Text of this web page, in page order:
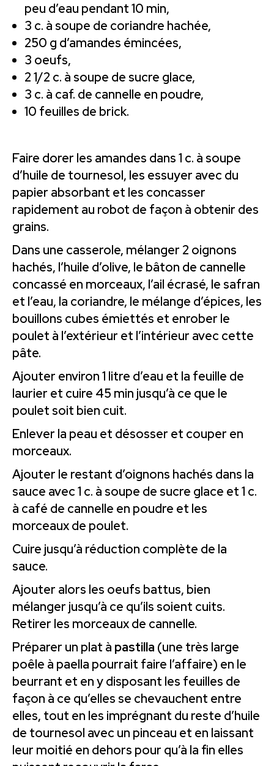
peu d’eau pendant 10 min,
3 c. à soupe de coriandre hachée,
250 g d’amandes émincées,
3 oeufs,
2 1/2 c. à soupe de sucre glace,
3 c. à caf. de cannelle en poudre,
10 feuilles de brick.
Faire dorer les amandes dans 1 c. à soupe
d’huile de tournesol, les essuyer avec du
papier absorbant et les concasser
rapidement au robot de façon à obtenir des
grains.
Dans une casserole, mélanger 2 oignons
hachés, l’huile d’olive, le bâton de cannelle
concassé en morceaux, l’ail écrasé, le safran
et l’eau, la coriandre, le mélange d’épices, les
bouillons cubes émiettés et enrober le
poulet à l’extérieur et l’intérieur avec cette
pâte.
Ajouter environ 1 litre d’eau et la feuille de
laurier et cuire 45 min jusqu’à ce que le
poulet soit bien cuit.
Enlever la peau et désosser et couper en
morceaux.
Ajouter le restant d’oignons hachés dans la
sauce avec 1 c. à soupe de sucre glace et 1 c.
à café de cannelle en poudre et les
morceaux de poulet.
Cuire jusqu’à réduction complète de la
sauce.
Ajouter alors les oeufs battus, bien
mélanger jusqu’à ce qu’ils soient cuits.
Retirer les morceaux de cannelle.
Préparer un plat à pastilla (une très large
poêle à paella pourrait faire l’affaire) en le
beurrant et en y disposant les feuilles de
façon à ce qu’elles se chevauchent entre
elles, tout en les imprégnant du reste d’huile
de tournesol avec un pinceau et en laissant
leur moitié en dehors pour qu’à la fin elles